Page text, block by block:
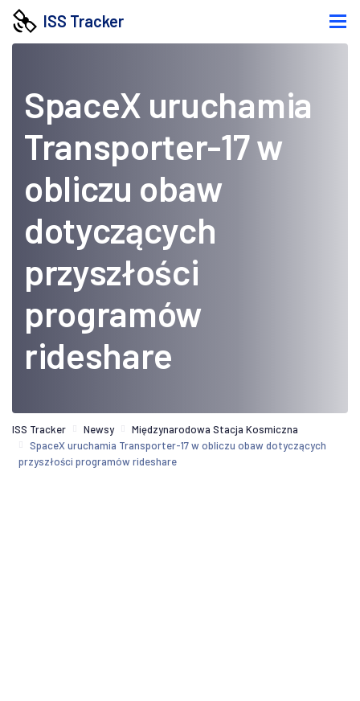
ISS Tracker
SpaceX uruchamia
Transporter-17 w
obliczu obaw
dotyczących
przyszłości
programów
rideshare
ISS Tracker Newsy
Międzynarodowa Stacja Kosmiczna
SpaceX uruchamia Transporter-17 w obliczu obaw dotyczących
przyszłości programów rideshare